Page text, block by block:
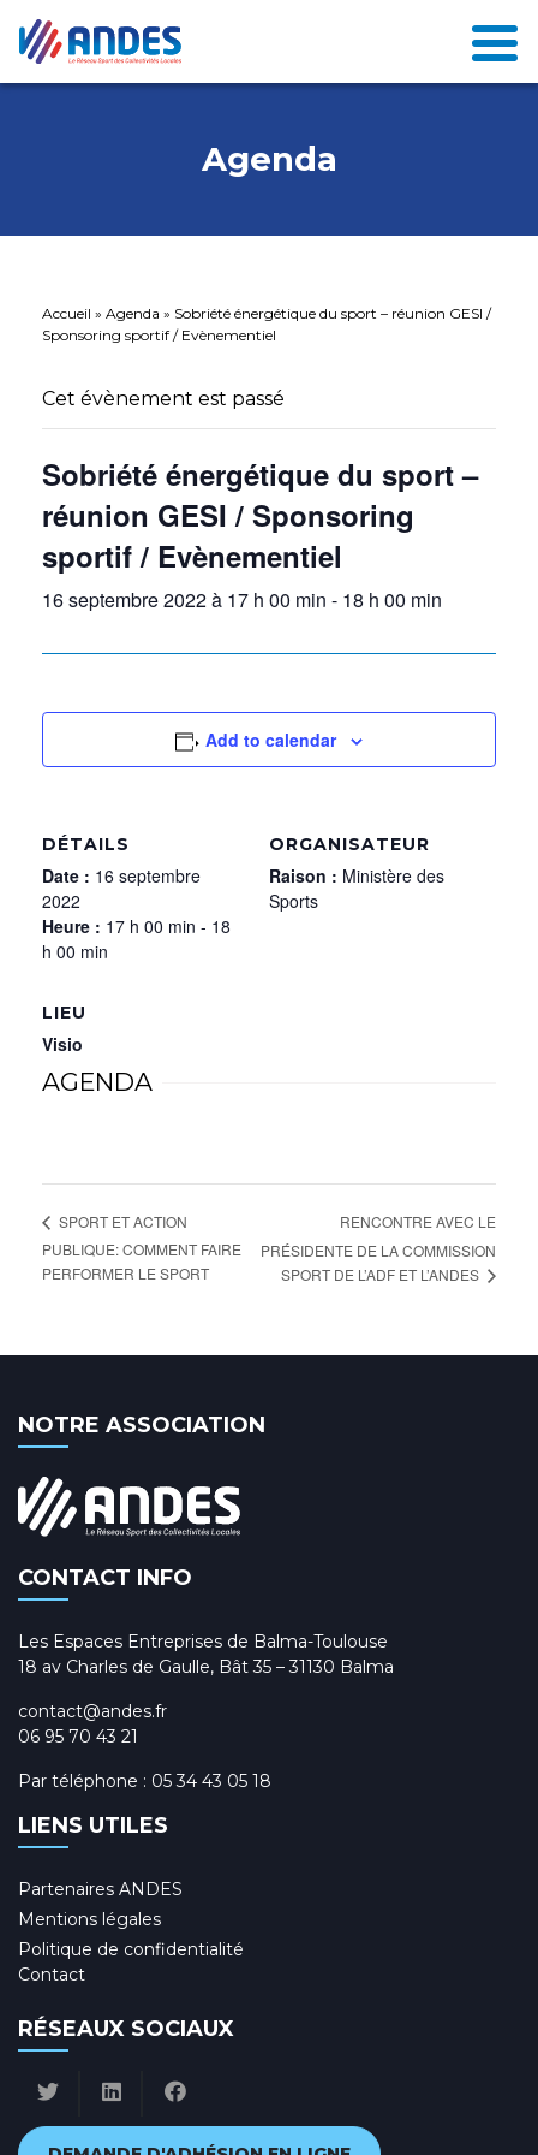
Agenda
Accueil » Agenda » Sobriété énergétique du sport – réunion GESI /
Sponsoring sportif / Evènementiel
Cet évènement est passé
Sobriété énergétique du sport –
réunion GESI / Sponsoring
sportif / Evènementiel
16 septembre 2022 à 17 h 00 min - 18 h 00 min
Add to calendar
DÉTAILS
Date : 16 septembre
2022
Heure : 17 h 00 min - 18
h 00 min
ORGANISATEUR
Raison : Ministère des
Sports
LIEU
Visio
AGENDA
SPORT ET ACTION
PUBLIQUE: COMMENT FAIRE
PERFORMER LE SPORT
RENCONTRE AVEC LE
PRÉSIDENTE DE LA COMMISSION
SPORT DE L’ADF ET L’ANDES
NOTRE ASSOCIATION
CONTACT INFO
Les Espaces Entreprises de Balma-Toulouse
18 av Charles de Gaulle, Bât 35 – 31130 Balma
contact@andes.fr
06 95 70 43 21
Par téléphone : 05 34 43 05 18
LIENS UTILES
Partenaires ANDES
Mentions légales
Politique de confidentialité
Contact
RÉSEAUX SOCIAUX